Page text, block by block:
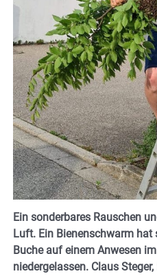
Ein sonderbares Rauschen
Luft. Ein Bienenschwarm hat
Buche auf einem Anwesen
niedergelassen. Claus